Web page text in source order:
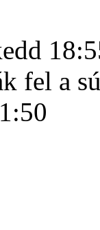
fel a